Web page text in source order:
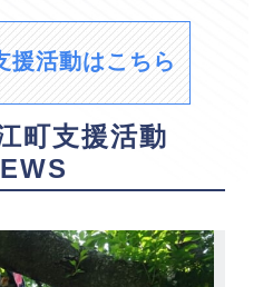
援活動はこちら
町支援活動